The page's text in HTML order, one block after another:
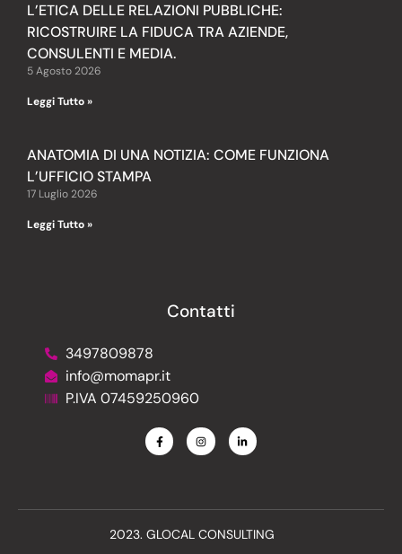
L’ETICA DELLE RELAZIONI PUBBLICHE:
RICOSTRUIRE LA FIDUCA TRA AZIENDE,
CONSULENTI E MEDIA.
5 Agosto 2026
Leggi Tutto »
ANATOMIA DI UNA NOTIZIA: COME FUNZIONA
L’UFFICIO STAMPA
17 Luglio 2026
Leggi Tutto »
Contatti
3497809878
info@momapr.it
P.IVA 07459250960
2023. GLOCAL CONSULTING